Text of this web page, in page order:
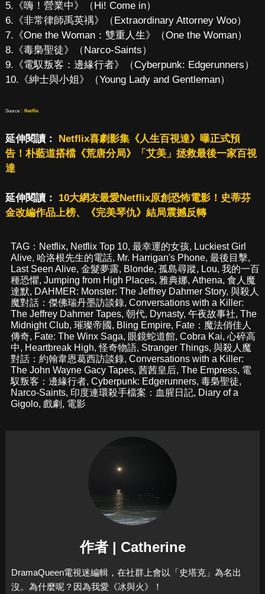
5.《嗨！營業中》（Hi! Come in）
6.《非常律師禹英禑》（Extraordinary Attorney Woo）
7.《One the Woman：雙重人生》（One the Woman）
8.《毒梟聖徒》（Narco-Saints）
9.《電馭叛客：邊緣行者》（Cyberpunk: Edgerunners）
10.《紳士與小姐》（Young Lady and Gentleman）
Source： Netflix
延伸閱讀：
Netflix喜劇影集《人生百視達》曝正式預
告！朴藍道搭檔《荒唐分局》「艾美」拯救最後一家百視
達
延伸閱讀： 10大網友最愛Netflix原創恐怖電影！史蒂芬
金改編作品上榜、《完美琴仇》結局震撼反轉
TAG： Netflix, Netflix Top 10, 最幸運的女孩, Luckiest Girl
Alive, 哈洛根先生的電話, Mr. Harrigan's Phone, 最後目擊,
Last Seen Alive, 金髮夢露, Blonde, 孤島尋蹤, Lou, 我的一百
種恐懼, Jumping from High Places, 雅典娜, Athena, 食人魔
達默, DAHMER: Monster: The Jeffrey Dahmer Story, 與殺人
魔對話：傑佛瑞丹墨訪談錄, Conversations with a Killer:
The Jeffrey Dahmer Tapes, 朝代, Dynasty, 午夜故事社, The
Midnight Club, 璀璨帝國, Bling Empire, Fate：魔法俏佳人
傳奇, Fate: The Winx Saga, 眼鏡蛇道館, Cobra Kai, 心碎高
中, Heartbreak High,怪奇物語, Stranger Things, 與殺人魔
對話：約翰韋恩葛西訪談錄, Conversations with a Killer:
The John Wayne Gacy Tapes, 茜茜皇后, The Empress, 電
馭叛客：邊緣行者, Cyberpunk: Edgerunners, 毒梟聖徒,
Narco-Saints, 印度連環殺手檔案：血腥日記, Diary of a
Gigolo, 戲劇 , 電影
作者 | Catherine
DramaQueen電視迷編輯，在社群上會以「史塔克」為名出
沒。為什麼呢？因為我愛《冰與火》！